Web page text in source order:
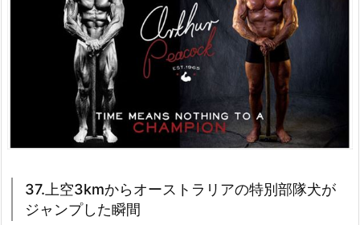
37.上空3kmからオーストラリアの特別部隊犬が
ジャンプした瞬間